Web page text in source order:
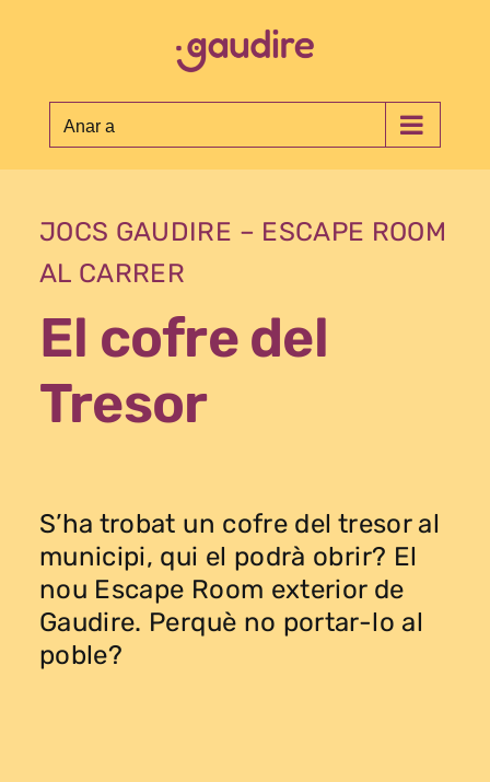
Anar a
JOCS GAUDIRE – ESCAPE ROOM
AL CARRER
El cofre del
Tresor
S’ha trobat un cofre del tresor al
municipi, qui el podrà obrir? El
nou Escape Room exterior de
Gaudire. Perquè no portar-lo al
poble?